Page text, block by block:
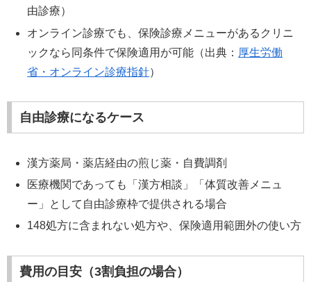
由診療）
オンライン診療でも、保険診療メニューがあるクリニ
ックなら同条件で保険適用が可能（出典： 厚生労働
省・オンライン診療指針）
自由診療になるケース
漢方薬局・薬店経由の煎じ薬・自費調剤
医療機関であっても「漢方相談」「体質改善メニュ
ー」として自由診療枠で提供される場合
148処方に含まれない処方や、保険適用範囲外の使い方
費用の目安（3割負担の場合）